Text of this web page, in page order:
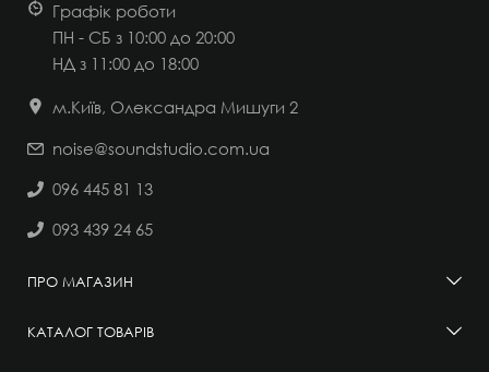
Графік роботи
ПН - СБ з 10:00 до 20:00
НД з 11:00 до 18:00
м.Київ, Олександра Мишуги 2
noise@soundstudio.com.ua
096 445 81 13
093 439 24 65
ПРО МАГАЗИН
КАТАЛОГ ТОВАРІВ